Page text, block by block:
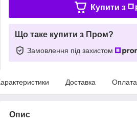
Купити з
Що таке купити з Пром?
Замовлення під захистом
Доставка Оплата
Опис